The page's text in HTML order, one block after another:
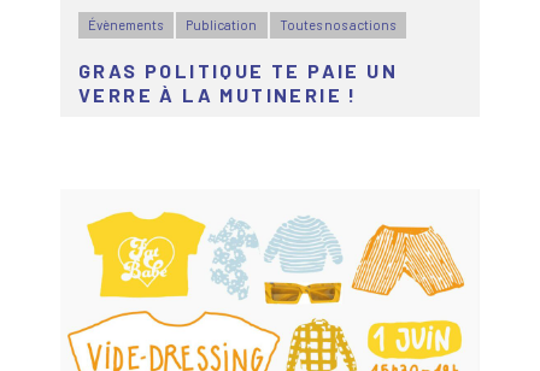
Évènements Publication Toutes nos actions
GRAS POLITIQUE TE PAIE UN
VERRE À LA MUTINERIE !